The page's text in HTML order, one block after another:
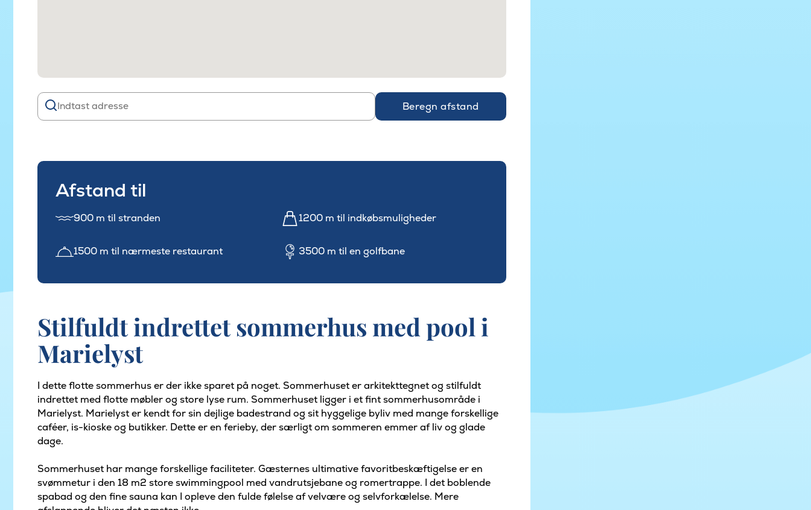
Beregn afstand
Afstand til
900 m til stranden 1200 m til indkøbsmuligheder
1500 m til nærmeste restaurant 3500 m til en golfbane
Stilfuldt indrettet sommerhus med pool i
Marielyst
I dette flotte sommerhus er der ikke sparet på noget. Sommerhuset er arkitekttegnet og stilfuldt
indrettet med flotte møbler og store lyse rum. Sommerhuset ligger i et fint sommerhusområde i
Marielyst. Marielyst er kendt for sin dejlige badestrand og sit hyggelige byliv med mange forskellige
caféer, is-kioske og butikker. Dette er en ferieby, der særligt om sommeren emmer af liv og glade
dage.
Sommerhuset har mange forskellige faciliteter. Gæsternes ultimative favoritbeskæftigelse er en
svømmetur i den 18 m2 store swimmingpool med vandrutsjebane og romertrappe. I det boblende
spabad og den fine sauna kan I opleve den fulde følelse af velvære og selvforkælelse. Mere